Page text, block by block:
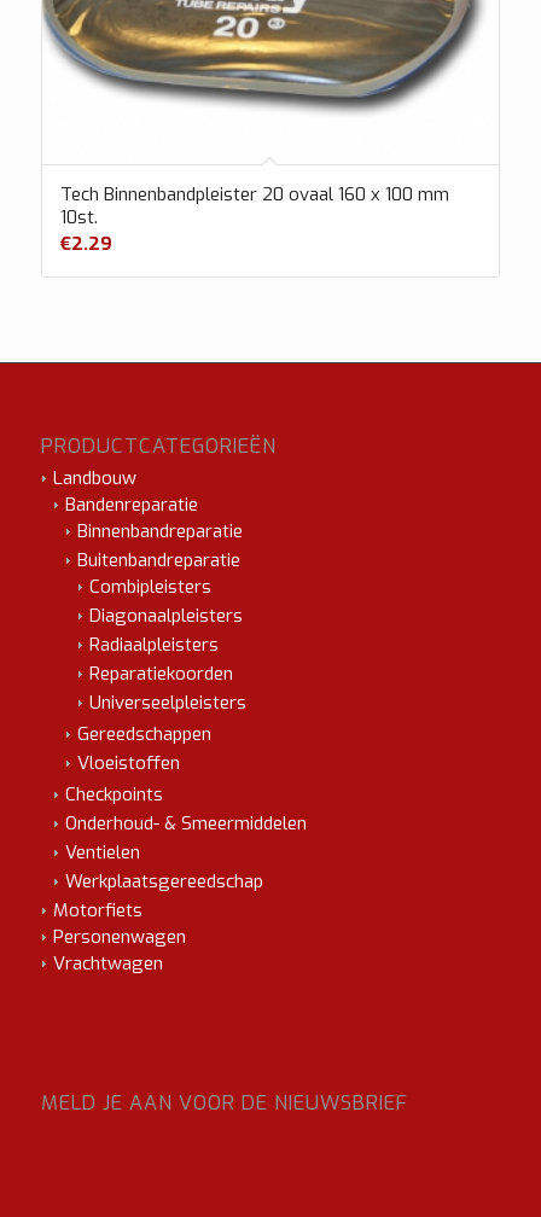
Tech Binnenbandpleister 20 ovaal 160 x 100 mm
10st.
€2.29
PRODUCTCATEGORIEËN
Landbouw
Bandenreparatie
Binnenbandreparatie
Buitenbandreparatie
Combipleisters
Diagonaalpleisters
Radiaalpleisters
Reparatiekoorden
Universeelpleisters
Gereedschappen
Vloeistoffen
Checkpoints
Onderhoud- & Smeermiddelen
Ventielen
Werkplaatsgereedschap
Motorfiets
Personenwagen
Vrachtwagen
MELD JE AAN VOOR DE NIEUWSBRIEF